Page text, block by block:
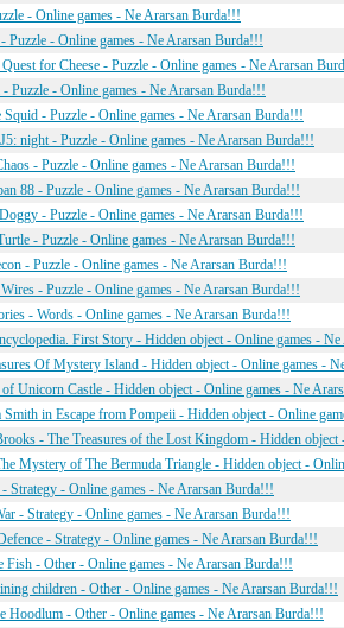
- Online games - Ne Ararsan Burda!!!
Puzzle - Online games - Ne Ararsan Burda!!!
for Cheese - Puzzle - Online games - Ne Ararsan
Puzzle - Online games - Ne Ararsan Burda!!!
Squid - Puzzle - Online games - Ne Ararsan Burda!!!
night - Puzzle - Online games - Ne Ararsan Burda!!!
- Puzzle - Online games - Ne Ararsan Burda!!!
88 - Puzzle - Online games - Ne Ararsan Burda!!!
- Puzzle - Online games - Ne Ararsan Burda!!!
- Puzzle - Online games - Ne Ararsan Burda!!!
- Puzzle - Online games - Ne Ararsan Burda!!!
- Puzzle - Online games - Ne Ararsan Burda!!!
- Words - Online games - Ne Ararsan Burda!!!
First Story - Hidden object - Online games -
Of Mystery Island - Hidden object - Online games -
Unicorn Castle - Hidden object - Online games - Ne
Smith in Escape from Pompeii - Hidden object - Online
- The Treasures of the Lost Kingdom - Hidden
Mystery of The Bermuda Triangle - Hidden object -
Strategy - Online games - Ne Ararsan Burda!!!
- Strategy - Online games - Ne Ararsan Burda!!!
- Strategy - Online games - Ne Ararsan Burda!!!
Fish - Other - Online games - Ne Ararsan Burda!!!
children - Other - Online games - Ne Ararsan Burda!!!
Hoodlum - Other - Online games - Ne Ararsan Burda!!!